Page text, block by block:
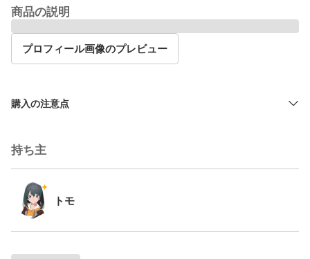
商品の説明
プロフィール画像のプレビュー
購入の注意点
持ち主
トモ